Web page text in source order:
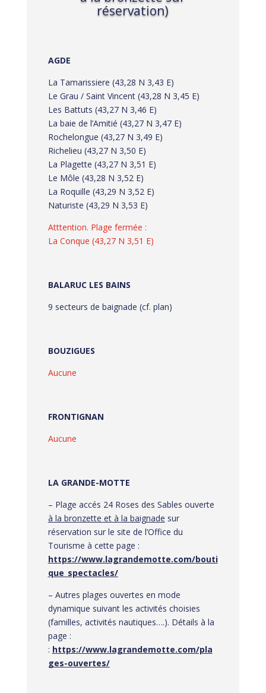
réservation)
AGDE
La Tamarissiere (43,28 N 3,43 E)
Le Grau / Saint Vincent (43,28 N 3,45 E)
Les Battuts (43,27 N 3,46 E)
La baie de l’Amitié (43,27 N 3,47 E)
Rochelongue (43,27 N 3,49 E)
Richelieu (43,27 N 3,50 E)
La Plagette (43,27 N 3,51 E)
Le Môle (43,28 N 3,52 E)
La Roquille (43,29 N 3,52 E)
Naturiste (43,29 N 3,53 E)
Atttention. Plage fermée :
La Conque (43,27 N 3,51 E)
BALARUC LES BAINS
9 secteurs de baignade (cf. plan)
BOUZIGUES
Aucune
FRONTIGNAN
Aucune
LA GRANDE-MOTTE
– Plage accés 24 Roses des Sables ouverte
à la bronzette et à la baignade sur
réservation sur le site de l’Office du
Tourisme à cette page :
https://www.lagrandemotte.com/bouti
que_spectacles/
– Autres plages ouvertes en mode
dynamique suivant les activités choisies
(familles, activités nautiques….). Détails à la
page :
: https://www.lagrandemotte.com/pla
ges-ouvertes/